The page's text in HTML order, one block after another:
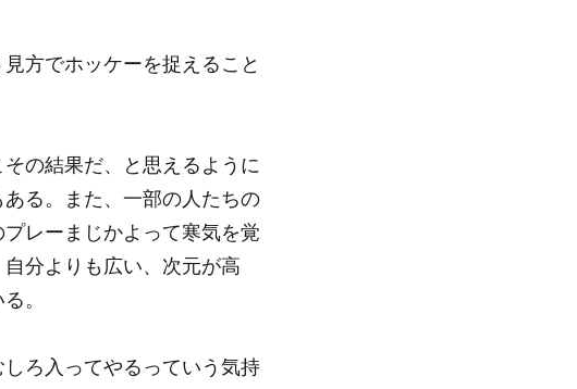
方でホッケーを捉えること
の結果だ、と思えるように
る。また、一部の人たちの
レーまじかよって寒気を覚
分よりも広い、次元が高
。
ろ入ってやるっていう気持